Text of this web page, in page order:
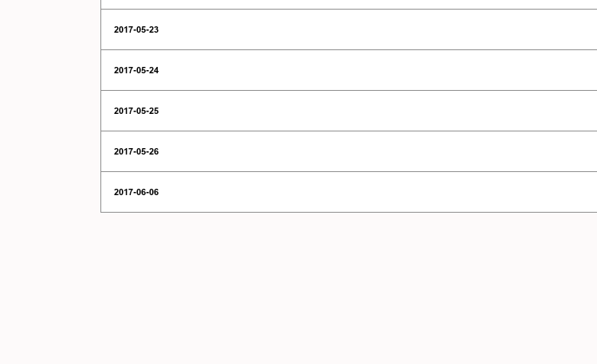
2017-05-23
2017-05-24
2017-05-25
2017-05-26
2017-06-06